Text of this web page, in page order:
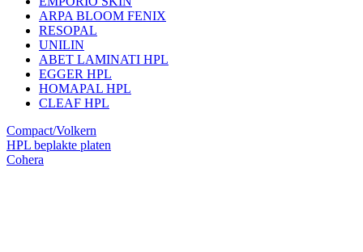
ARPA BLOOM FENIX
RESOPAL
UNILIN
ABET LAMINATI HPL
EGGER HPL
HOMAPAL HPL
CLEAF HPL
Compact/Volkern
HPL beplakte platen
Cohera